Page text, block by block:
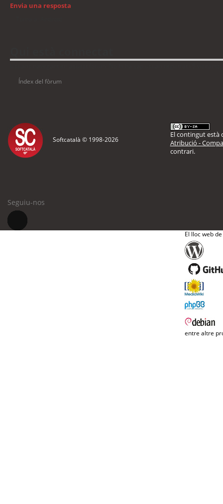
Envia una resposta
Índex del fòrum
Softcatalà © 1998-2026
El contingut està
Atribució -
contrari.
Seguiu-nos
El lloc web
entre altre